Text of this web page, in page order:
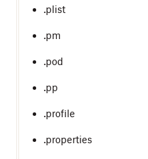
.plist
.pm
.pod
.pp
.profile
.properties